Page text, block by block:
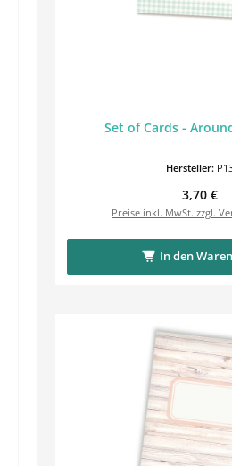
Set of Cards -
Hersteller:
3,70 €
Preise inkl. MwSt. zzgl.
In den